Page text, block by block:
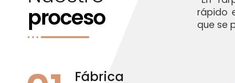
proceso
rápido
que se
Fábrica